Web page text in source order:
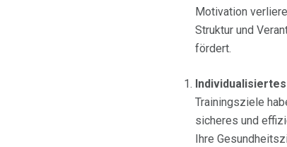
Motivation
Struktur und
fördert.
Individualisiertes
Trainingsziele
sicheres und
Ihre